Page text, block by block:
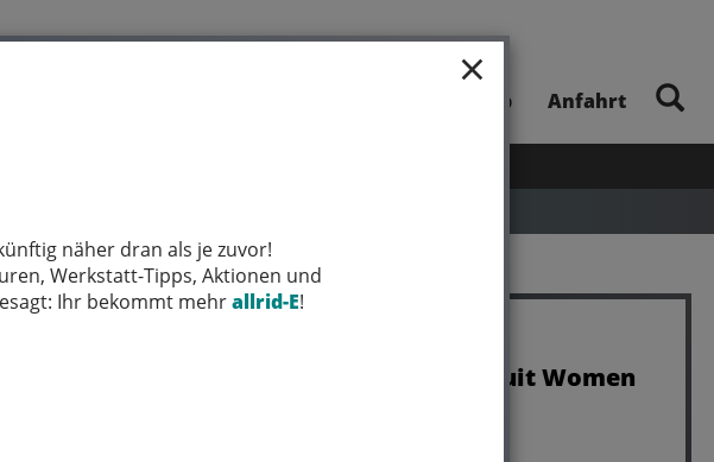
×
näher dran als je zuvor!
Werkstatt-Tipps, Aktionen und
Ihr bekommt mehrallrid-E!
Unsere App Anfahrt
Trek Trikot Trek Circuit Women